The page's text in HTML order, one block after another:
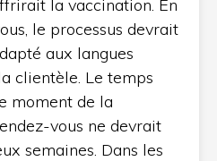
la vaccination. En
le processus devrait
aux langues
clientèle. Le temps
moment de la
vous ne devrait
semaines. Dans les